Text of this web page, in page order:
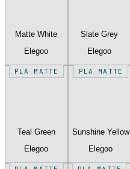
Matte White
Elegoo
Slate Grey
Elegoo
PLA MATTE
Teal Green
Elegoo
PLA MATTE
Sunshine Yellow
Elegoo